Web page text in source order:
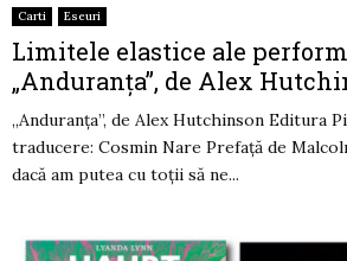
Carti Eseuri
Limitele elastice ale
„Anduranța”, de Alex
„Anduranța”, de Alex Hutchinson Editura
traducere: Cosmin Nare Prefață de
dacă am putea cu toții să ne...